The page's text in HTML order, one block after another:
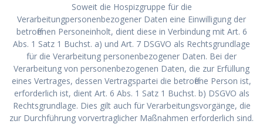
Soweit die Hospizgruppe für die
Verarbeitungpersonenbezogener Daten eine Einwilligung der
betroffenen Personeinholt, dient diese in Verbindung mit Art. 6
Abs. 1 Satz 1 Buchst. a) und Art. 7 DSGVO als Rechtsgrundlage
für die Verarbeitung personenbezogener Daten. Bei der
Verarbeitung von personenbezogenen Daten, die zur Erfüllung
eines Vertrages, dessen Vertragspartei die betroffene Person ist,
erforderlich ist, dient Art. 6 Abs. 1 Satz 1 Buchst. b) DSGVO als
Rechtsgrundlage. Dies gilt auch für Verarbeitungsvorgänge, die
zur Durchführung vorvertraglicher Maßnahmen erforderlich sind.